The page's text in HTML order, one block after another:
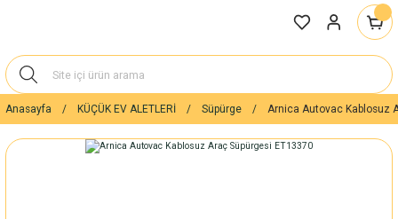
Anasayfa KÜÇÜK EV ALETLERİ Süpürge Arnica Autovac Kablosuz